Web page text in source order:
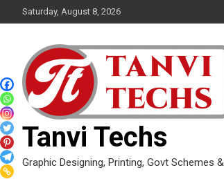
to
Saturday, August 8, 2026
Tanvi Techs
Graphic Designing, Printing, Govt Schemes